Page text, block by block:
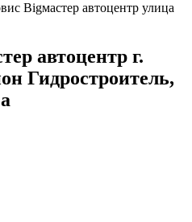
Bigмастер автоцентр улица
автоцентр г.
Гидростроитель,